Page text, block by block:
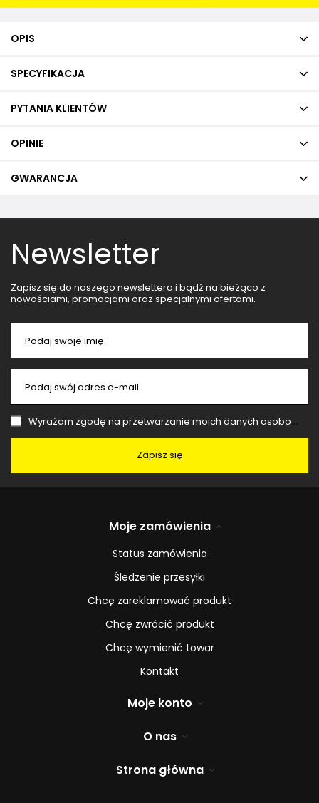
OPIS
SPECYFIKACJA
PYTANIA KLIENTÓW
OPINIE
GWARANCJA
Newsletter
Zapisz się do naszego newslettera i bądź na bieżąco z
nowościami, promocjami oraz specjalnymi ofertami.
Podaj swoje imię
Podaj swój adres e-mail
Wyrażam zgodę na przetwarzanie moich danych osobowych (adres e-mail) na potrzeby wysyłki newslettera z informacją handlową (marketing). Więcej w
Zapisz się
Moje zamówienia
Status zamówienia
Śledzenie przesyłki
Chcę zareklamować produkt
Chcę zwrócić produkt
Chcę wymienić towar
Kontakt
Moje konto
O nas
Strona główna